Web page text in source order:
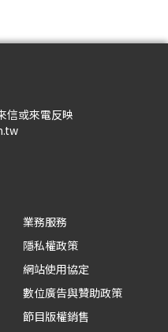
信或來電反映
業務服務
隱私權政策
網站使用協定
數位廣告與贊助政策
節目版權銷售